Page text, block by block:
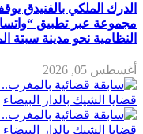
الدرك الملكي بالفنيدق
مجموعة عبر تطبيق
النظامية نحو مدينة سبتة
أغسطس 05, 2026